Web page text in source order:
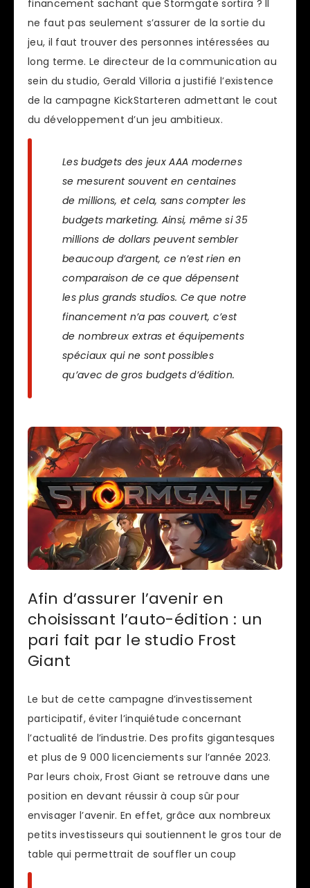
financement sachant que Stormgate sortira ? Il
ne faut pas seulement s’assurer de la sortie du
jeu, il faut trouver des personnes intéressées au
long terme. Le directeur de la communication au
sein du studio, Gerald Villoria a justifié l’existence
de la campagne KickStarteren admettant le cout
du développement d’un jeu ambitieux.
Les budgets des jeux AAA modernes
se mesurent souvent en centaines
de millions, et cela, sans compter les
budgets marketing. Ainsi, même si 35
millions de dollars peuvent sembler
beaucoup d’argent, ce n’est rien en
comparaison de ce que dépensent
les plus grands studios. Ce que notre
financement n’a pas couvert, c’est
de nombreux extras et équipements
spéciaux qui ne sont possibles
qu’avec de gros budgets d’édition.
Afin d’assurer l’avenir en
choisissant l’auto-édition : un
pari fait par le studio Frost
Giant
Le but de cette campagne d’investissement
participatif, éviter l’inquiétude concernant
l’actualité de l’industrie. Des profits gigantesques
et plus de 9 000 licenciements sur l’année 2023.
Par leurs choix, Frost Giant se retrouve dans une
position en devant réussir à coup sûr pour
envisager l’avenir. En effet, grâce aux nombreux
petits investisseurs qui soutiennent le gros tour de
table qui permettrait de souffler un coup